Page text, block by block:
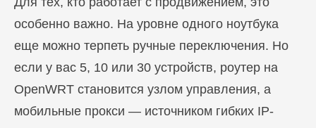
особенно важно. На уровне одного ноутбука
еще можно терпеть ручные переключения. Но
если у вас 5, 10 или 30 устройств, роутер на
OpenWRT становится узлом управления, а
мобильные прокси — источником гибких IP-